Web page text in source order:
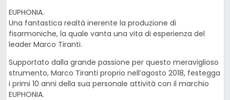
EUPHONIA.
Una fantastica realtà inerente la produzione di
fisarmoniche, la quale vanta una vita di esperienza del
leader Marco Tiranti.
Supportato dalla grande passione per questo meraviglioso
strumento, Marco Tiranti proprio nell’agosto 2018, festegga
i primi 10 anni della sua personale attività con il marchio
EUPHONIA.